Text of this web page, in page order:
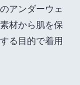
アンダーウェ
材から肌を保
る目的で着用